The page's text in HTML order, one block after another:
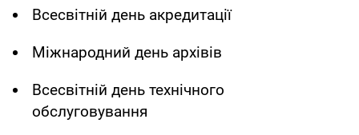
Всесвітній день акредитації
Міжнародний день архівів
Всесвітній день технічного
обслуговування